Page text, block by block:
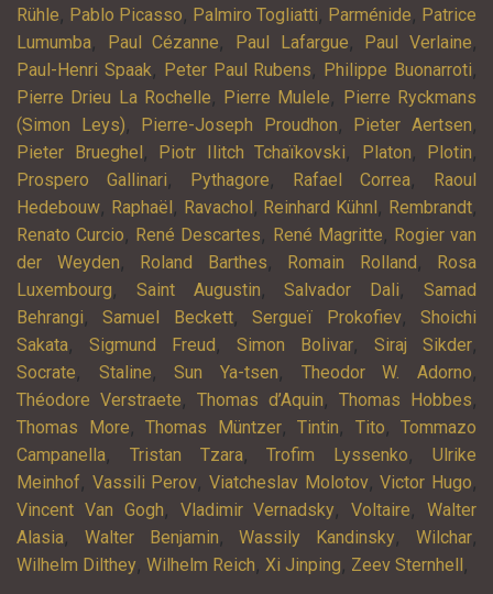
Rühle, Pablo Picasso, Palmiro Togliatti, Parménide, Patrice
Lumumba, Paul Cézanne, Paul Lafargue, Paul Verlaine,
Paul-Henri Spaak, Peter Paul Rubens, Philippe Buonarroti,
Pierre Drieu La Rochelle, Pierre Mulele,
Pierre Ryckmans
(Simon Leys), Pierre-Joseph Proudhon, Pieter Aertsen,
Pieter Brueghel , Piotr Ilitch Tchaïkovski, Platon, Plotin,
Prospero Gallinari, Pythagore, Rafael Correa,
Raoul
Hedebouw, Raphaël , Ravachol , Reinhard Kühnl , Rembrandt,
Renato Curcio, René Descartes, René Magritte, Rogier van
der Weyden, Roland Barthes, Romain Rolland ,
Rosa
Luxembourg, Saint Augustin,Salvador Dali,Samad
Behrangi,Samuel Beckett,Sergueï Prokofiev,Shoichi
Sakata, Sigmund Freud , Simon Bolivar, Siraj Sikder,
Socrate, Staline,Sun Ya-tsen, Theodor W. Adorno,
Théodore Verstraete, Thomas d’Aquin, Thomas Hobbes,
Thomas More, Thomas Müntzer, Tintin, Tito, Tommazo
Campanella, Tristan Tzara,Trofim Lyssenko,Ulrike
Meinhof, Vassili Perov,Viatcheslav Molotov,Victor Hugo,
Vincent Van Gogh, Vladimir Vernadsky,Voltaire,Walter
Alasia, Walter Benjamin,Wassily Kandinsky,Wilchar,
Wilhelm Dilthey, Wilhelm Reich, Xi Jinping, Zeev Sternhell ,